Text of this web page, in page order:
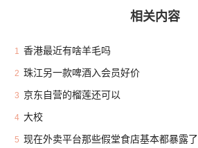
相关内容
1 香港最近有啥羊毛吗
2 珠江另一款啤酒入会员好价
3 京东自营的榴莲还可以
4 大校
5 现在外卖平台那些假堂食店基本都暴露了